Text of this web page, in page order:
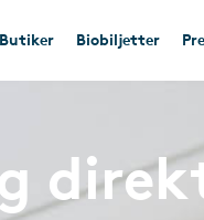
Butiker Biobiljetter